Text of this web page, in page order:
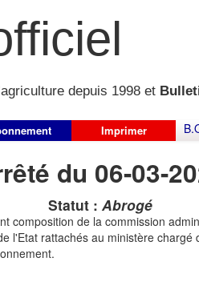
depuis 1998 et
Imprimer
du 06-03-
Statut : Abrogé
composition de la commission
l'Etat rattachés au ministère chargé